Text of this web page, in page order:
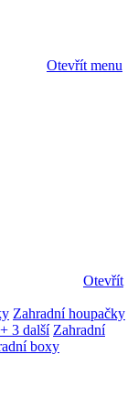
Otevřít menu
Otevřít
Zahradní houpačky
+ 3 další Zahradní
boxy